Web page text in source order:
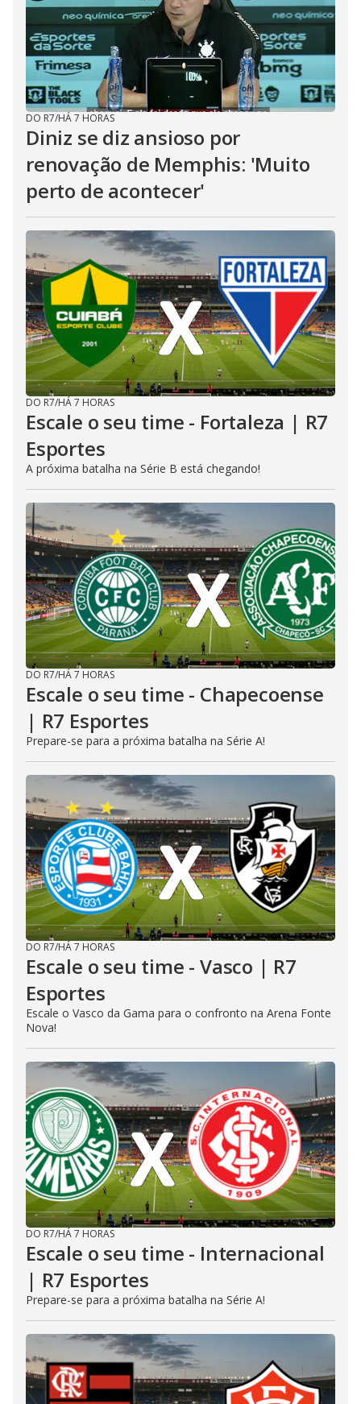
DO R7/HÁ 7 HORAS
Diniz se diz ansioso por
renovação de Memphis: 'Muito
perto de acontecer'
DO R7/HÁ 7 HORAS
Escale o seu time - Fortaleza | R7
Esportes
A próxima batalha na Série B está chegando!
DO R7/HÁ 7 HORAS
Escale o seu time - Chapecoense
| R7 Esportes
Prepare-se para a próxima batalha na Série A!
DO R7/HÁ 7 HORAS
Escale o seu time - Vasco | R7
Esportes
Escale o Vasco da Gama para o confronto na Arena Fonte
Nova!
DO R7/HÁ 7 HORAS
Escale o seu time - Internacional
| R7 Esportes
Prepare-se para a próxima batalha na Série A!